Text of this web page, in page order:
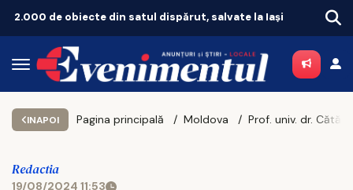
INAPOI Pagina principală Moldova
Redactia
19/08/2024 11:53